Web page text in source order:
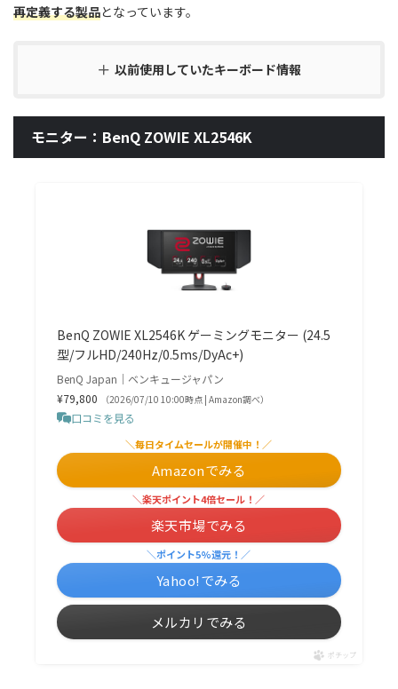
再定義する製品となっています。
以前使用していたキーボード情報
モニター：BenQ ZOWIE XL2546K
BenQ ZOWIE XL2546K ゲーミングモニター (24.5
型/フルHD/240Hz/0.5ms/DyAc+)
BenQ Japan｜ベンキュージャパン
¥79,800
（2026/07/10 10:00時点 | Amazon調べ）
口コミを見る
＼毎日タイムセールが開催中！／
Amazonでみる
＼楽天ポイント4倍セール！／
楽天市場でみる
＼ポイント5%還元！／
Yahoo!でみる
メルカリでみる
ポチップ